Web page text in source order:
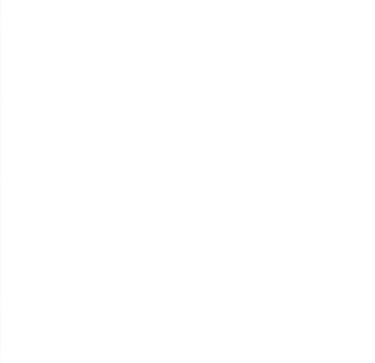
可能な商品です。
える予定のある商品です。
対応品を出す予定はありません。
または確認中の商品です。
です。
た場合などやむを得ず変更すること